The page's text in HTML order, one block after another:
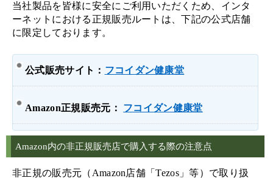
当社製品を皆様に安全にご利用いただくため、インタ
ーネットにおける正規販売ルートは、下記の公式店舗
に限定しております。
公式販売サイト： フコイダン健康堂
Amazon正規販売元： フコイダン健康堂
Amazon内の非正規販売店で購入する際の注意点
非正規の販売元（Amazon店舗「Tezos」等）で取り扱